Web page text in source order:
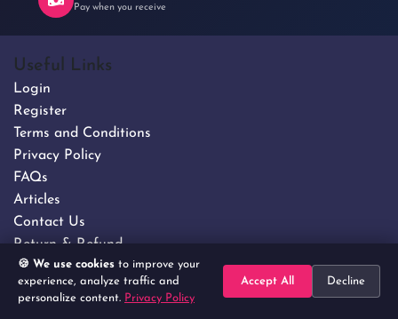
Pay when you receive
Useful Links
Login
Register
Terms and Conditions
Privacy Policy
FAQs
Articles
Contact Us
Return & Refund
About Us
How to Order?
🍪 We use cookies to improve your
experience, analyze traffic and
personalize content. Privacy Policy
Accept All Decline
Home Search Categories